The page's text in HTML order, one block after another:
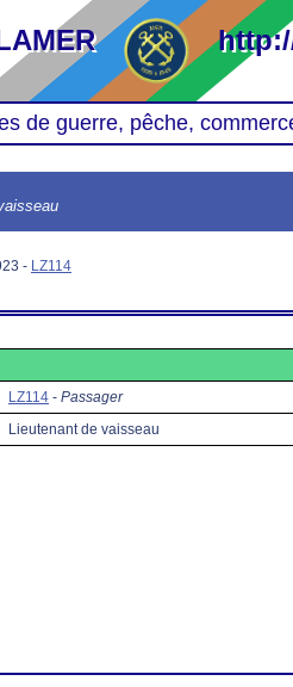
de guerre, pêche,
- LZ114
LZ114 - Passager
Lieutenant de vaisseau